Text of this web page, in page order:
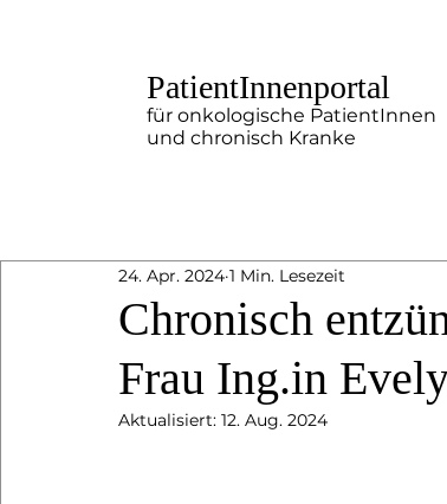
PatientInnenportal
für onkologische PatientInnen
und chronisch Kranke
Chronisch
Frau Ing.in
24. Apr. 2024 1 Min. Lesezeit
Aktualisiert: 12. Aug. 2024